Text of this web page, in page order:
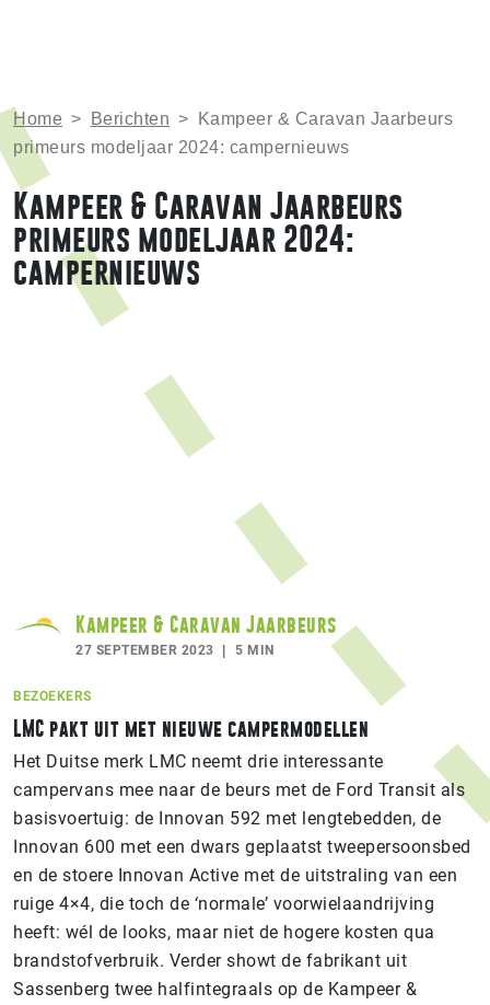
Home > Berichten >
Kampeer & Caravan Jaarbeurs
primeurs modeljaar 2024: campernieuws
Kampeer & Caravan Jaarbeurs
primeurs modeljaar 2024:
campernieuws
Kampeer & Caravan Jaarbeurs
27 SEPTEMBER 2023 5 MIN
BEZOEKERS
LMC pakt uit met nieuwe campermodellen
Het Duitse merk LMC neemt drie interessante
campervans mee naar de beurs met de Ford Transit als
basisvoertuig: de Innovan 592 met lengtebedden, de
Innovan 600 met een dwars geplaatst tweepersoonsbed
en de stoere Innovan Active met de uitstraling van een
ruige 4×4, die toch de ‘normale’ voorwielaandrijving
heeft: wél de looks, maar niet de hogere kosten qua
brandstofverbruik. Verder showt de fabrikant uit
Sassenberg twee halfintegraals op de Kampeer &